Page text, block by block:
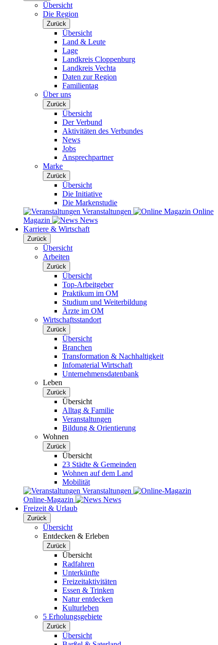
Übersicht
Die Region
Zurück
Übersicht
Land & Leute
Lage
Landkreis Cloppenburg
Landkreis Vechta
Daten zur Region
Familientag
Über uns
Zurück
Übersicht
Der Verbund
Aktivitäten des Verbundes
News
Jobs
Ansprechpartner
Marke
Zurück
Übersicht
Die Initiative
Die Markenstudie
Veranstaltungen
Online
Magazin
News
Karriere & Wirtschaft
Zurück
Übersicht
Arbeiten
Zurück
Übersicht
Top-Arbeitgeber
Praktikum im OM
Studium und Weiterbildung
Ärzte im OM
Wirtschaftsstandort
Zurück
Übersicht
Branchen
Transformation & Nachhaltigkeit
Infomaterial Wirtschaft
Unternehmensdatenbank
Leben
Zurück
Übersicht
Alltag & Familie
Veranstaltungen
Bildung & Orientierung
Wohnen
Zurück
Übersicht
23 Städte & Gemeinden
Wohnen auf dem Land
Mobilität
Veranstaltungen
Online-Magazin
News
Freizeit & Urlaub
Zurück
Übersicht
Entdecken & Erleben
Zurück
Übersicht
Radfahren
Unterkünfte
Freizeitaktivitäten
Essen & Trinken
Natur entdecken
Kulturleben
5 Erholungsgebiete
Zurück
Übersicht